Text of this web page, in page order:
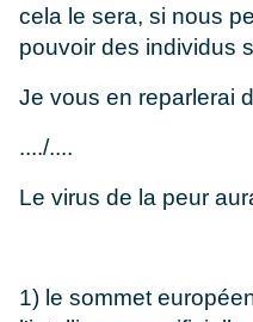
cela le sera, si nous
pouvoir des individus
Je vous en reparlerai
..../....
Le virus de la peur
1) le sommet